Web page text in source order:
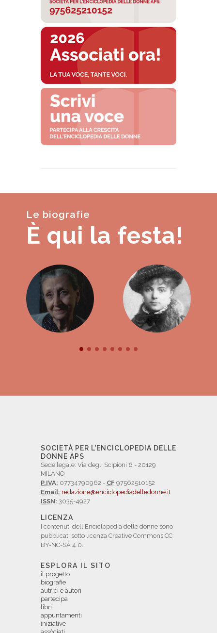
Le biografie
È qui la festa!
SOCIETÀ PER L'ENCICLOPEDIA DELLE
DONNE APS
Sede legale: Via degli Scipioni 6 - 20129
MILANO
P.IVA: 07734790962 - CF 97562510152
Email: redazione@enciclopediadelledonne.it
ISSN: 3035-4927
LICENZA
I contenuti dell'Enciclopedia delle donne sono
pubblicati sotto licenza Creative Commons CC
BY-NC-SA 4.0.
ESPLORA IL SITO
il progetto
biografie
autrici e autori
partecipa
libri
appuntamenti
iniziative
assòciati